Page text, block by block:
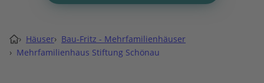
› Häuser› Bau-Fritz - Mehrfamilienhäuser
› Mehrfamilienhaus Stiftung Schönau